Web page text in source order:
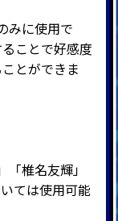
みに使用で
ことで好感度
とができま
椎名友輝」
ては使用可能